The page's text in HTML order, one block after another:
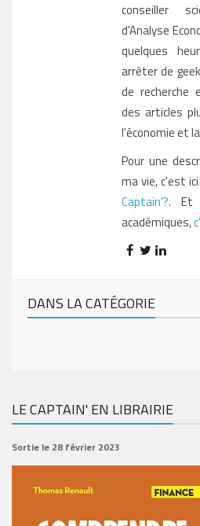
conseiller
d'Analyse
quelques
arrêter de
de recherche
des articles
l'économie et
Pour une
ma vie, c'est
Captain'?. Et
académiques,
DANS LA CATÉGORIE
LE CAPTAIN' EN LIBRAIRIE
Sortie le 28 février 2023